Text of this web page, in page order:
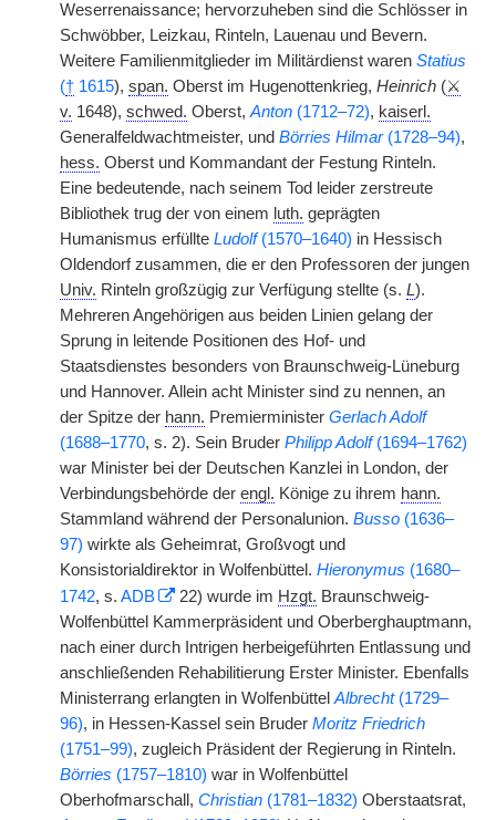
Weserrenaissance; hervorzuheben sind die Schlösser in
Schwöbber, Leizkau, Rinteln, Lauenau und Bevern.
Weitere Familienmitglieder im Militärdienst waren Statius
(† 1615), span. Oberst im Hugenottenkrieg, Heinrich (⚔
v. 1648), schwed. Oberst, Anton (1712–72), kaiserl.
Generalfeldwachtmeister, und Börries Hilmar(1728–94),
hess. Oberst und Kommandant der Festung Rinteln.
Eine bedeutende, nach seinem Tod leider zerstreute
Bibliothek trug der von einem luth. geprägten
Humanismus erfüllte Ludolf(1570–1640) in Hessisch
Oldendorf zusammen, die er den Professoren der jungen
Univ. Rinteln großzügig zur Verfügung stellte (s. L).
Mehreren Angehörigen aus beiden Linien gelang der
Sprung in leitende Positionen des Hof- und
Staatsdienstes besonders von Braunschweig-Lüneburg
und Hannover. Allein acht Minister sind zu nennen, an
der Spitze der hann. Premierminister Gerlach Adolf
(1688–1770, s. 2). Sein Bruder Philipp Adolf(1694–1762)
war Minister bei der Deutschen Kanzlei in London, der
Verbindungsbehörde der engl. Könige zu ihrem hann.
Stammland während der Personalunion. Busso (1636–
97) wirkte als Geheimrat, Großvogt und
Konsistorialdirektor in Wolfenbüttel. Hieronymus (1680–
1742, s. ADB 22) wurde im Hzgt. Braunschweig-
Wolfenbüttel Kammerpräsident und Oberberghauptmann,
nach einer durch Intrigen herbeigeführten Entlassung und
anschließenden Rehabilitierung Erster Minister. Ebenfalls
Ministerrang erlangten in Wolfenbüttel Albrecht(1729–
96), in Hessen-Kassel sein Bruder Moritz Friedrich
(1751–99), zugleich Präsident der Regierung in Rinteln.
Börries (1757–1810) war in Wolfenbüttel
Oberhofmarschall, Christian (1781–1832) Oberstaatsrat,